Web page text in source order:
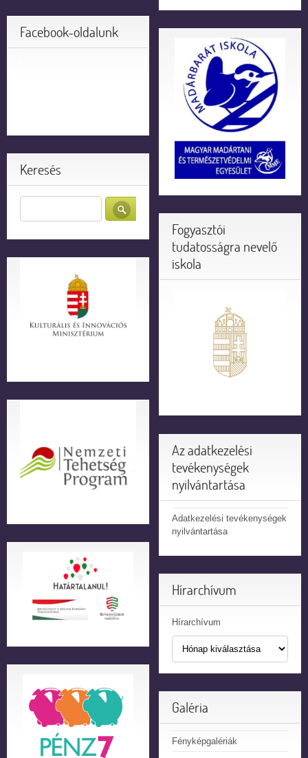
Facebook-oldalunk
Keresés
Fogyasztói
tudatosságra nevelő
iskola
Az adatkezelési
tevékenységek
nyilvántartása
Adatkezelési tevékenységek
nyilvántartása
Hírarchívum
Hírarchívum
Galéria
Fényképgalériák